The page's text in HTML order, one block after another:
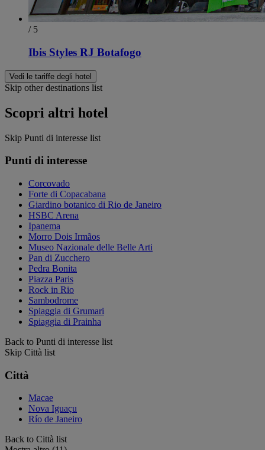
/ 5
Ibis Styles RJ Botafogo
Vedi le tariffe degli hotel
Skip other destinations list
Scopri altri hotel
Skip Punti di interesse list
Punti di interesse
Corcovado
Forte di Copacabana
Giardino botanico di Rio de Janeiro
HSBC Arena
Ipanema
Morro Dois Irmãos
Museo Nazionale delle Belle Arti
Pan di Zucchero
Pedra Bonita
Piazza Paris
Rock in Rio
Sambodrome
Spiaggia di Grumari
Spiaggia di Prainha
Back to Punti di interesse list
Skip Città list
Città
Macae
Nova Iguaçu
Río de Janeiro
Back to Città list